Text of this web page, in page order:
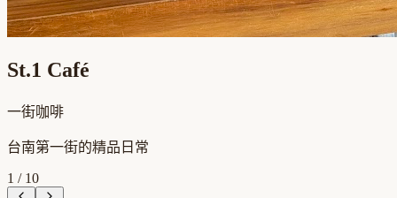
St.1 Café
一街咖啡
台南第一街的精品日常
1 / 10